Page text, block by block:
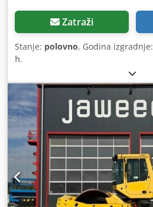
Zatraži
Stanje: polovno, Godina izgradnje:
h,